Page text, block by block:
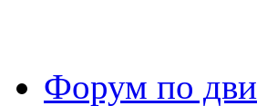
Форум по